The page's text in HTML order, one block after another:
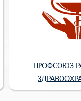
ПРОФСОЮЗ